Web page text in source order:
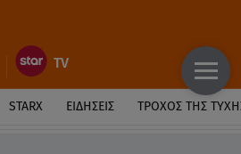
STARX ΕΙΔΉΣΕΙΣ ΤΡΟΧΌΣ ΤΗΣ